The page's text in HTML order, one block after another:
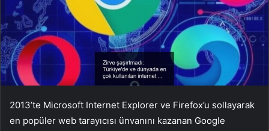
2013’te Microsoft Internet Explorer ve Firefox’u sollayarak
en popüler web tarayıcısı ünvanını kazanan Google